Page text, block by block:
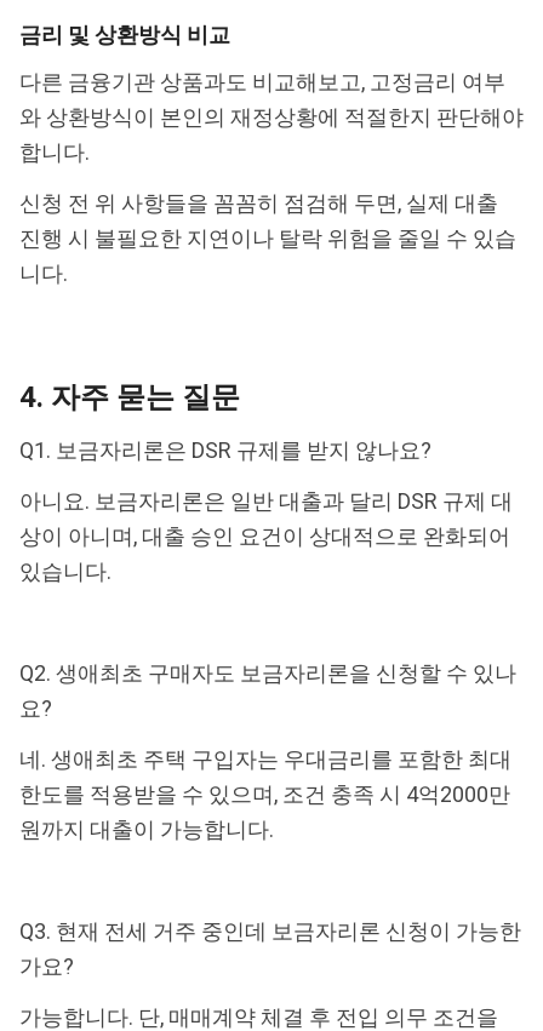
금리 및 상환방식 비교
다른 금융기관 상품과도 비교해보고, 고정금리 여부
와 상환방식이 본인의 재정상황에 적절한지 판단해야
합니다.
신청 전 위 사항들을 꼼꼼히 점검해 두면, 실제 대출
진행 시 불필요한 지연이나 탈락 위험을 줄일 수 있습
니다.
4. 자주 묻는 질문
Q1. 보금자리론은 DSR 규제를 받지 않나요?
아니요. 보금자리론은 일반 대출과 달리 DSR 규제 대
상이 아니며, 대출 승인 요건이 상대적으로 완화되어
있습니다.
Q2. 생애최초 구매자도 보금자리론을 신청할 수 있나
요?
네. 생애최초 주택 구입자는 우대금리를 포함한 최대
한도를 적용받을 수 있으며, 조건 충족 시 4억2000만
원까지 대출이 가능합니다.
Q3. 현재 전세 거주 중인데 보금자리론 신청이 가능한
가요?
가능합니다. 단, 매매계약 체결 후 전입 의무 조건을